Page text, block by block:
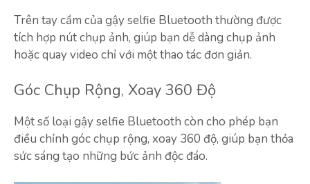
Trên tay cầm của gậy selfie Bluetooth thường được
tích hợp nút chụp ảnh, giúp bạn dễ dàng chụp ảnh
hoặc quay video chỉ với một thao tác đơn giản.
Góc Chụp Rộng, Xoay 360 Độ
Một số loại gậy selfie Bluetooth còn cho phép bạn
điều chỉnh góc chụp rộng, xoay 360 độ, giúp bạn thỏa
sức sáng tạo những bức ảnh độc đáo.